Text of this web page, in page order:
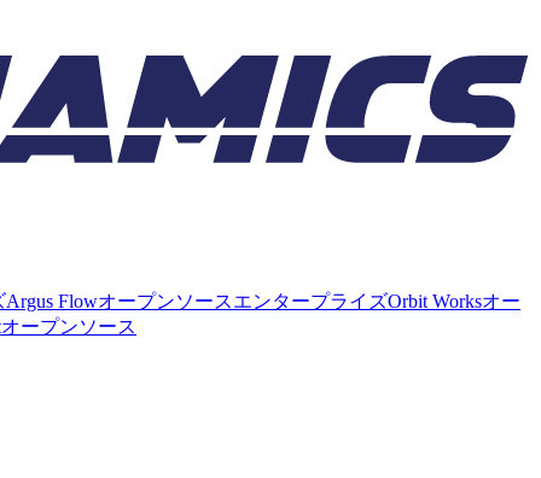
Argus FlowオープンソースエンタープライズOrbit Worksオー
オープンソース